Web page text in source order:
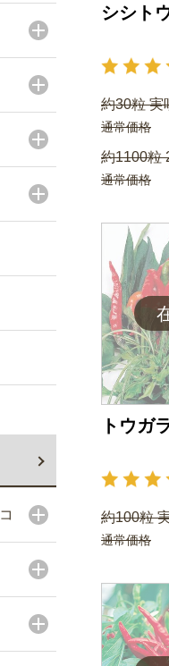
シシト
約30粒 実
通常価格
約1100粒
通常価格
トウガ
約100粒
通常価格